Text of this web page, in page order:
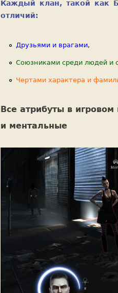
Каждый клан, такой как
отличий:
Друзьями и врагами,
Союзниками среди людей и
Чертами характера и
Все атрибуты в
и ментальные